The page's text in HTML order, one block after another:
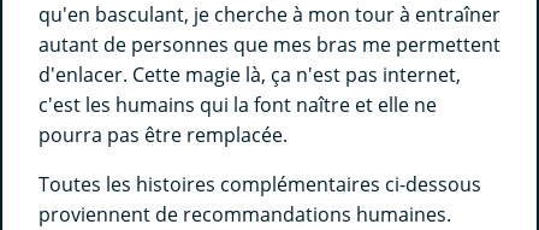
qu'en basculant, je cherche à mon tour à entraîner
autant de personnes que mes bras me permettent
d'enlacer. Cette magie là, ça n'est pas internet,
c'est les humains qui la font naître et elle ne
pourra pas être remplacée.
Toutes les histoires complémentaires ci-dessous
proviennent de recommandations humaines.